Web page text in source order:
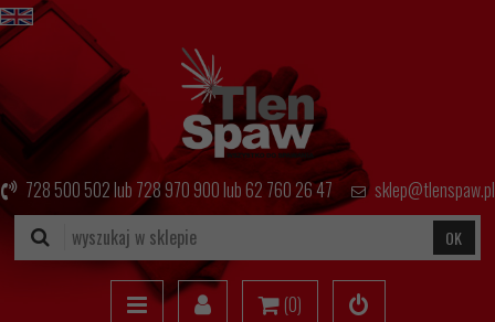
728 500 502lub 728 970 900 lub 62 760 26 47 sklep@tlenspaw.pl
OK
(0)